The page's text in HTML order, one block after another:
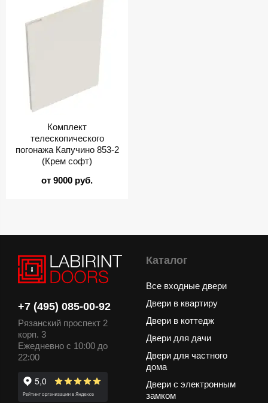
Комплект
телескопического
погонажа Капучино 853-2
(Крем софт)
от 9000 руб.
+7 (495) 085-00-92
Рязанский проспект 2
корп. 3
Ежедневно с 10:00 до
22:00
Каталог
Все входные двери
Двери в квартиру
Двери в коттедж
Двери для дачи
Двери для частного
дома
Двери с электронным
замком